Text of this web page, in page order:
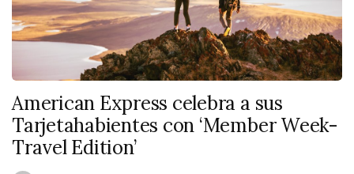
American Express celebra a sus
Tarjetahabientes con ‘Member Week-
Travel Edition’